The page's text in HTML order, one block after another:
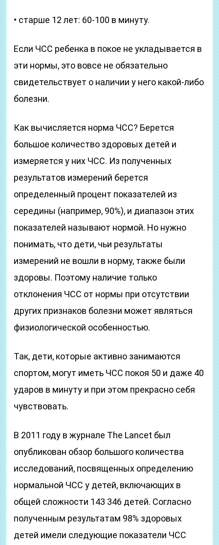
• старше 12 лет: 60-100 в минуту.
Если ЧСС ребенка в покое не укладывается в
эти нормы, это вовсе не обязательно
свидетельствует о наличии у него какой-либо
болезни.
Как вычисляется норма ЧСС? Берется
большое количество здоровых детей и
измеряется у них ЧСС. Из полученных
результатов измерений берется
определенный процент показателей из
середины (например, 90%), и диапазон этих
показателей называют нормой. Но нужно
понимать, что дети, чьи результаты
измерений не вошли в норму, также были
здоровы. Поэтому наличие только
отклонения ЧСС от нормы при отсутствии
других признаков болезни может являться
физиологической особенностью.
Так, дети, которые активно занимаются
спортом, могут иметь ЧСС покоя 50 и даже 40
ударов в минуту и при этом прекрасно себя
чувствовать.
В 2011 году в журнале The Lancet был
опубликован обзор большого количества
исследований, посвященных определению
нормальной ЧСС у детей, включающих в
общей сложности 143 346 детей. Согласно
полученным результатам 98% здоровых
детей имели следующие показатели ЧСС